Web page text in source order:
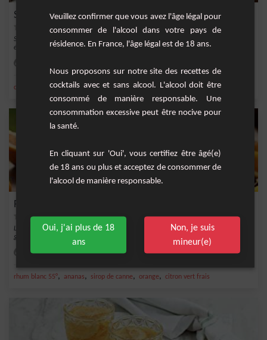
Sangria Tropicale Rosée
Savourez cette Sangria Tropicale Rosée, parfaite pour rafraîchir vos étés ou pour
égaye...
citron sirop de canne,jus d'orange,jus de citron jaune, vin rosé
Punch Pot-au-rhum Tropical
Le Punch Pot-au-rhum Tropical est une invitation au voyage, un dépaysement
gustatif ave...
Moyenne
rhum blanc 55°, ananas, sirop de canne, orange, citron vert frais
Veuillez confirmer que vous avez l'âge légal pour
consommer de l'alcool dans votre pays de
résidence. En France, l'âge légal est de 18 ans.
Nous proposons sur notre site des recettes de
cocktails avec et sans alcool. L'alcool doit être
consommé de manière responsable. Une
consommation excessive peut être nocive pour
la santé.
En cliquant sur 'Oui', vous certifiez être âgé(e)
de 18 ans ou plus et acceptez de consommer de
l'alcool de manière responsable.
Oui, j'ai plus de 18
ans
Non, je suis
mineur(e)